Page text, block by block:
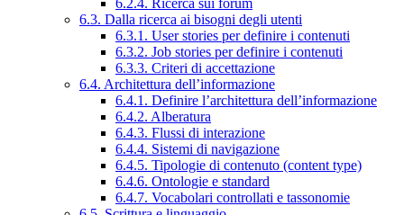
6.3. Dalla ricerca ai bisogni degli utenti
6.3.1. User stories per definire i contenuti
6.3.2. Job stories per definire i contenuti
6.3.3. Criteri di accettazione
6.4. Architettura dell’informazione
6.4.1. Definire l’architettura dell’informazione
6.4.2. Alberatura
6.4.3. Flussi di interazione
6.4.4. Sistemi di navigazione
6.4.5. Tipologie di contenuto (content type)
6.4.6. Ontologie e standard
6.4.7. Vocabolari controllati e tassonomie